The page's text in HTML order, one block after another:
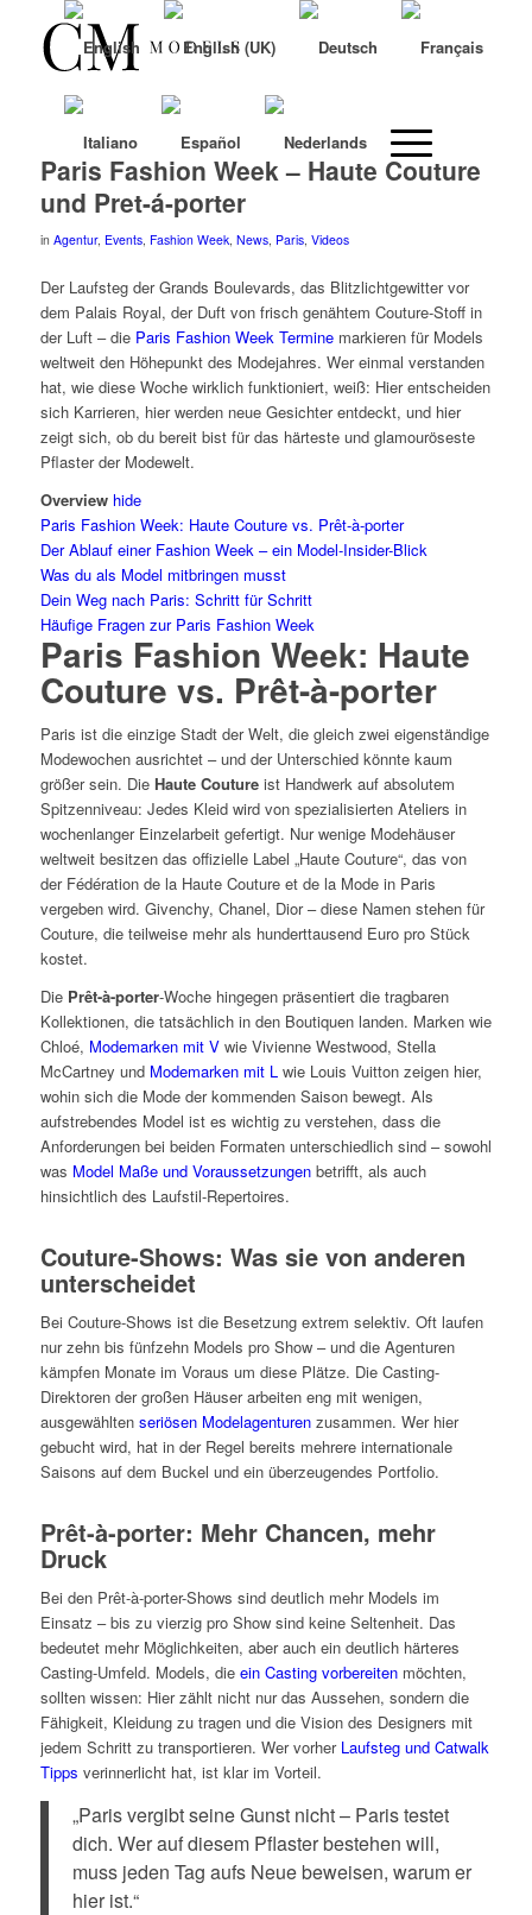
Paris Fashion Week – Haute Couture
und Pret-á-porter
in Agentur, Events, Fashion Week, News, Paris, Videos
Der Laufsteg der Grands Boulevards, das Blitzlichtgewitter vor
dem Palais Royal, der Duft von frisch genähtem Couture-Stoff in
der Luft – die Paris Fashion Week Terminemarkieren für Models
weltweit den Höhepunkt des Modejahres. Wer einmal verstanden
hat, wie diese Woche wirklich funktioniert, weiß: Hier entscheiden
sich Karrieren, hier werden neue Gesichter entdeckt, und hier
zeigt sich, ob du bereit bist für das härteste und glamouröseste
Pflaster der Modewelt.
Overview hide
Paris Fashion Week: Haute Couture vs. Prêt-à-porter
Der Ablauf einer Fashion Week – ein Model-Insider-Blick
Was du als Model mitbringen musst
Dein Weg nach Paris: Schritt für Schritt
Häufige Fragen zur Paris Fashion Week
Paris Fashion Week: Haute
Couture vs. Prêt-à-porter
Paris ist die einzige Stadt der Welt, die gleich zwei eigenständige
Modewochen ausrichtet – und der Unterschied könnte kaum
größer sein. Die Haute Coutureist Handwerk auf absolutem
Spitzenniveau: Jedes Kleid wird von spezialisierten Ateliers in
wochenlanger Einzelarbeit gefertigt. Nur wenige Modehäuser
weltweit besitzen das offizielle Label „Haute Couture“, das von
der Fédération de la Haute Couture et de la Mode in Paris
vergeben wird. Givenchy, Chanel, Dior – diese Namen stehen für
Couture, die teilweise mehr als hunderttausend Euro pro Stück
kostet.
Die Prêt-à-porter-Woche hingegen präsentiert die tragbaren
Kollektionen, die tatsächlich in den Boutiquen landen. Marken wie
Chloé, Modemarken mit Vwie Vivienne Westwood, Stella
McCartney und Modemarken mit Lwie Louis Vuitton zeigen hier,
wohin sich die Mode der kommenden Saison bewegt. Als
aufstrebendes Model ist es wichtig zu verstehen, dass die
Anforderungen bei beiden Formaten unterschiedlich sind – sowohl
was Model Maße und Voraussetzungenbetrifft, als auch
hinsichtlich des Laufstil-Repertoires.
Couture-Shows: Was sie von anderen
unterscheidet
Bei Couture-Shows ist die Besetzung extrem selektiv. Oft laufen
nur zehn bis fünfzehn Models pro Show – und die Agenturen
kämpfen Monate im Voraus um diese Plätze. Die Casting-
Direktoren der großen Häuser arbeiten eng mit wenigen,
ausgewählten seriösen Modelagenturenzusammen. Wer hier
gebucht wird, hat in der Regel bereits mehrere internationale
Saisons auf dem Buckel und ein überzeugendes Portfolio.
Prêt-à-porter: Mehr Chancen, mehr
Druck
Bei den Prêt-à-porter-Shows sind deutlich mehr Models im
Einsatz – bis zu vierzig pro Show sind keine Seltenheit. Das
bedeutet mehr Möglichkeiten, aber auch ein deutlich härteres
Casting-Umfeld. Models, die ein Casting vorbereitenmöchten,
sollten wissen: Hier zählt nicht nur das Aussehen, sondern die
Fähigkeit, Kleidung zu tragen und die Vision des Designers mit
jedem Schritt zu transportieren. Wer vorher Laufsteg und Catwalk
Tipps verinnerlicht hat, ist klar im Vorteil.
„Paris vergibt seine Gunst nicht – Paris testet
dich. Wer auf diesem Pflaster bestehen will,
muss jeden Tag aufs Neue beweisen, warum er
hier ist.“